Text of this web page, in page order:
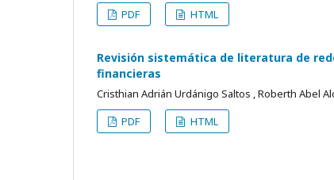
PDF
HTML
Revisión sistemática de literatura de
financieras
Cristhian Adrián Urdánigo Saltos , Roberth Abel
PDF
HTML